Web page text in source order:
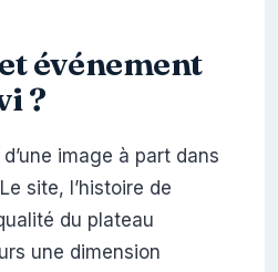
événement
?
image à part dans
site, l’histoire de
du plateau
une dimension